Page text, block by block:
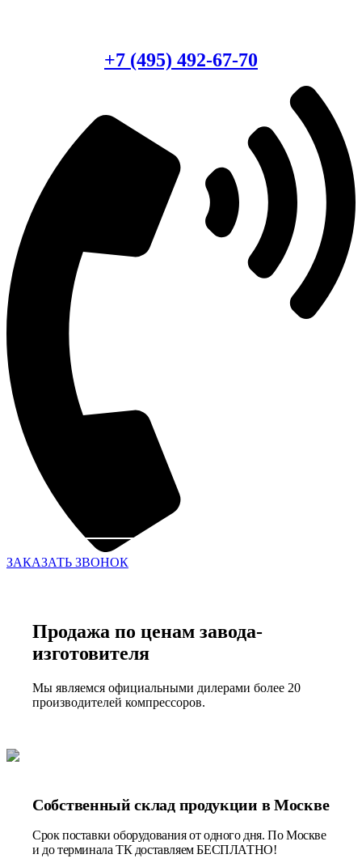
+7 (495) 492-67-70
ЗАКАЗАТЬ ЗВОНОК
Продажа по ценам завода-
изготовителя
Мы являемся официальными дилерами более 20
производителей компрессоров.
Собственный склад продукции в Москве
Срок поставки оборудования от одного дня. По Москве
и до терминала ТК доставляем БЕСПЛАТНО!